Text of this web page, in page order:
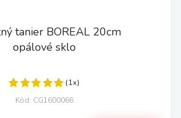
tanier BOREAL 20cm
opálové sklo
(1x)
Kód: CG1600066